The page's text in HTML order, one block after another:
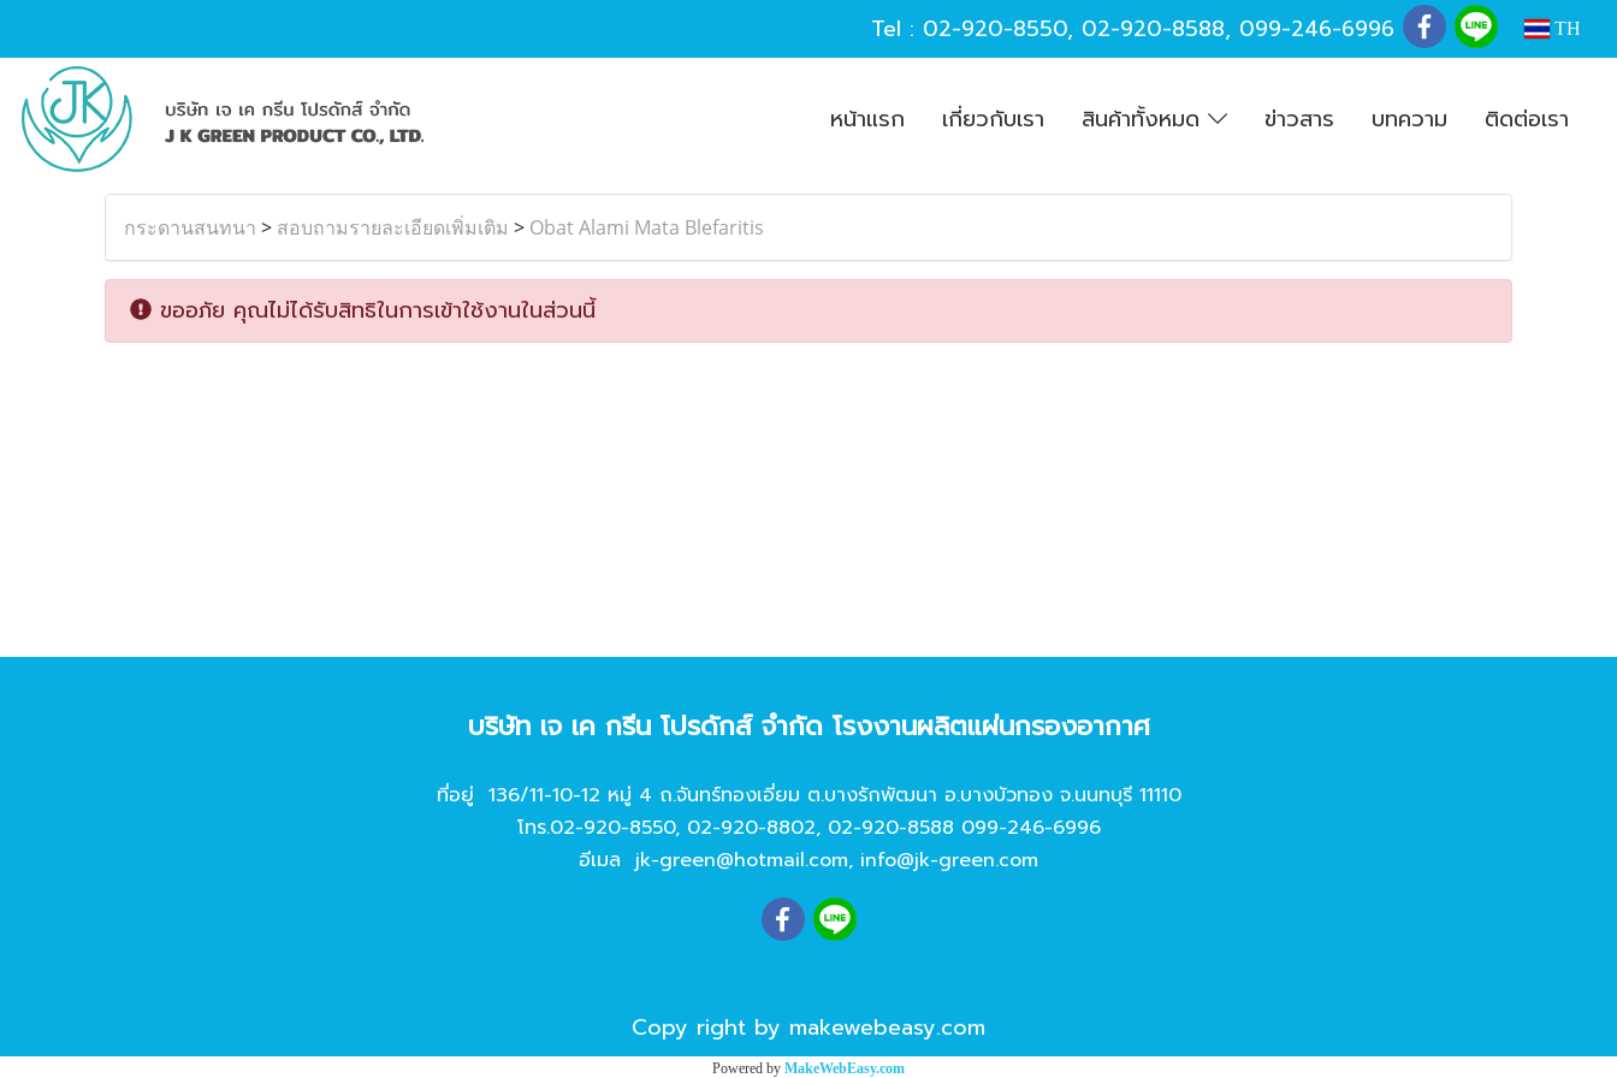
Tel : 02-920-8550, 02-920-8588, 099-246-6996 TH
หน้าแรก เกี่ยวกับเรา สินค้าทั้งหมด ข่าวสาร บทความ ติดต่อเรา
กระดานสนทนา > สอบถามรายละเอียดเพิ่มเติม > Obat Alami Mata Blefaritis
ขออภัย คุณไม่ได้รับสิทธิในการเข้าใช้งานในส่วนนี้
บริษัท เจ เค กรีน โปรดักส์ จํากัด โรงงานผลิตแผ่นกรองอากาศ
ที่อยู่ 136/11-10-12 หมู่ 4 ถ.จันทร์ทองเอี่ยม ต.บางรักพัฒนา อ.บางบัวทอง จ.นนทบุรี 11110
โทร.02-920-8550, 02-920-8802, 02-920-8588 099-246-6996
อีเมล jk-green@hotmail.com, info@jk-green.com
Copy right by makewebeasy.com
Powered by MakeWebEasy.com